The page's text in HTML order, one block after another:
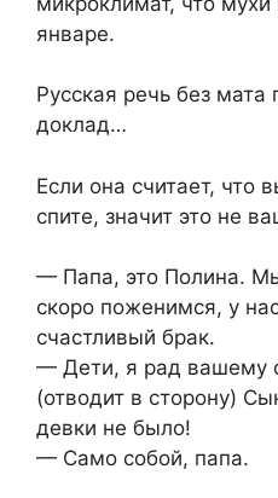
январе.
Русская речь без
доклад…
Если она считает, что
спите, значит это не
— Папа, это Полина.
скоро поженимся, у
счастливый брак.
— Дети, я рад вашему
(отводит в сторону)
девки не было!
— Само собой, папа.